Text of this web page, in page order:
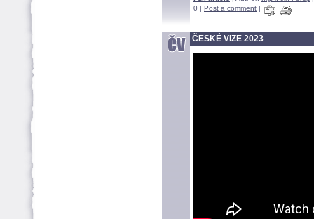
0 | Post a comment |
ČESKÉ VIZE 2023